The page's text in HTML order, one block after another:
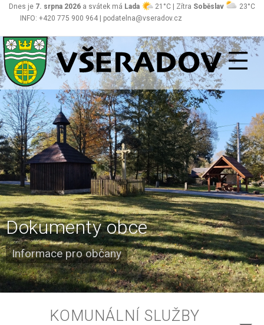
INFO: +420 775 900 964 | podatelna@vseradov.cz
Dnes je 7. srpna 2026 a svátek má Lada 21°C | Zítra Soběslav 23°C
Všeradov
Dokumenty obce
Informace pro občany
KOMUNÁLNÍ SLUŽBY